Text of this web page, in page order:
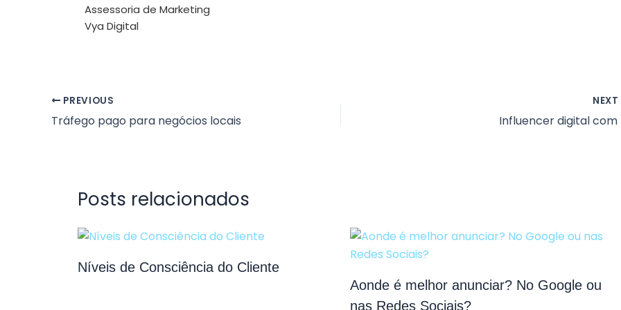
Assessoria de Marketing
Vya Digital
PREVIOUS
Tráfego pago para negócios locais
NEXT
Influencer digital com
Posts relacionados
Níveis de Consciência do Cliente
Aonde é melhor anunciar? No Google ou
nas Redes Sociais?